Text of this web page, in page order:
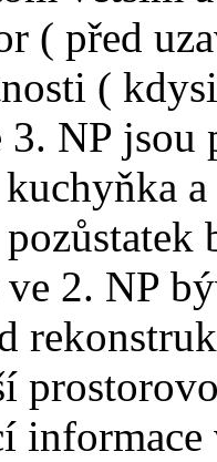
( před
(
NP jsou
a
2. NP